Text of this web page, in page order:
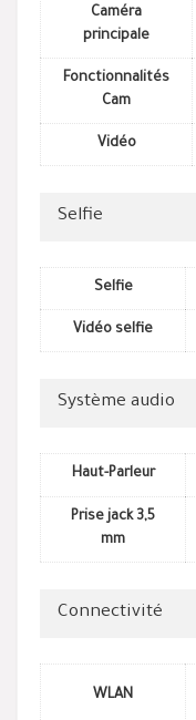
Caméra
principale
Fonctionnalités
Cam
Vidéo
Selfie
Selfie
Vidéo selfie
Système audio
Haut-Parleur
Prise jack 3,5
mm
Connectivité
WLAN